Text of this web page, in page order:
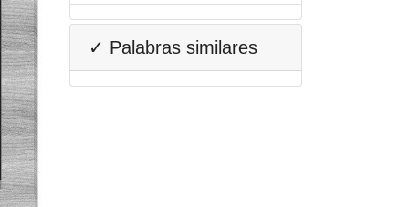
✓ Palabras similares